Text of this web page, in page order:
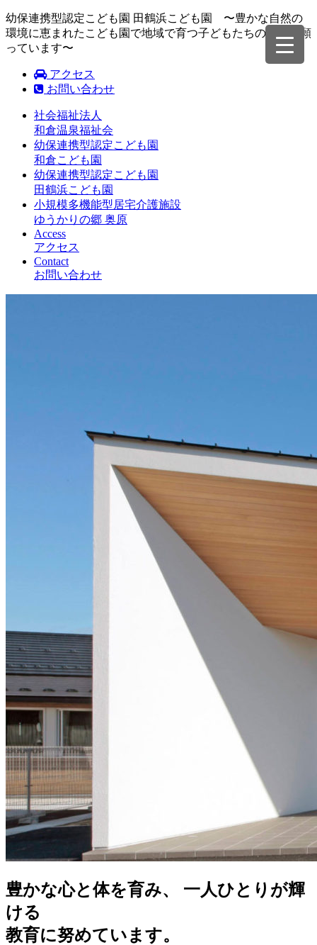
幼保連携型認定こども園 田鶴浜こども園 〜豊かな自然の
環境に恵まれたこども園で地域で育つ子どもたちの成長を願
っています〜
アクセス
お問い合わせ
社会福祉法人
和倉温泉福祉会
幼保連携型認定こども園
和倉こども園
幼保連携型認定こども園
田鶴浜こども園
小規模多機能型居宅介護施設
ゆうかりの郷 奥原
Access
アクセス
Contact
お問い合わせ
豊かな心と体を育み、 一人ひとりが輝
ける
教育に努めています。